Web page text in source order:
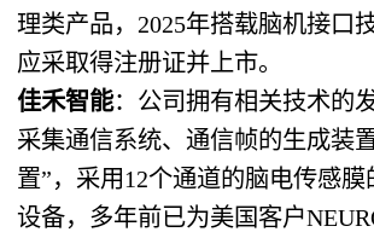
理类产品，2025年搭载脑机接口
应采取得注册证并上市。
佳禾智能：公司拥有相关技术的
采集通信系统、通信帧的生成装
置”，采用12个通道的脑电传感
设备，多年前已为美国客户